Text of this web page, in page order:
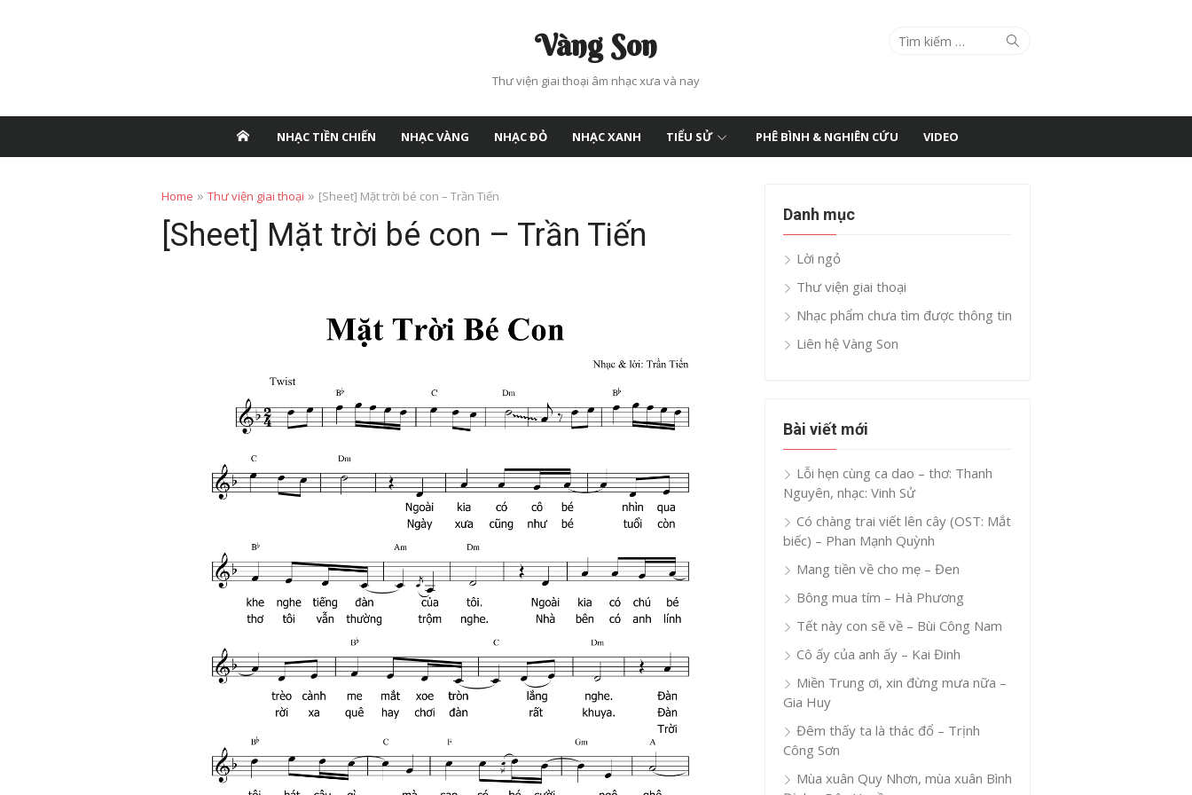
Vàng Son
Thư viện giai thoại âm nhạc xưa và nay
Search
Search
NHẠC TIỀN CHIẾN NHẠC VÀNG NHẠC ĐỎ NHẠC XANH TIỂU SỬ PHÊ BÌNH & NGHIÊN CỨU VIDEO
Home » Thư viện giai thoại » [Sheet] Mặt trời bé con – Trần Tiến
[Sheet] Mặt trời bé con – Trần Tiến
Danh mục
Lời ngỏ
Thư viện giai thoại
Nhạc phẩm chưa tìm được thông tin
Liên hệ Vàng Son
Bài viết mới
Lỗi hẹn cùng ca dao – thơ: Thanh
Nguyên, nhạc: Vinh Sử
Có chàng trai viết lên cây (OST: Mắt
biếc) – Phan Mạnh Quỳnh
Mang tiền về cho mẹ – Đen
Bông mua tím – Hà Phương
Tết này con sẽ về – Bùi Công Nam
Cô ấy của anh ấy – Kai Đinh
Miền Trung ơi, xin đừng mưa nữa –
Gia Huy
Đêm thấy ta là thác đổ – Trịnh
Công Sơn
Mùa xuân Quy Nhơn, mùa xuân Bình